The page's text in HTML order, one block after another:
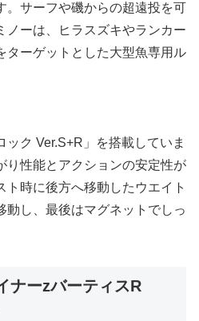
。サーフや磯からの超遠投を可
ノーは、ヒラスズキやランカー
ターゲットとした大型魚専用ル
ク Ver.S+R」を搭載していま
り性能とアクションの安定性が
ト時に後方へ移動したウエイト
動し、最後はマグネットでしっ
ナーzバーティスR